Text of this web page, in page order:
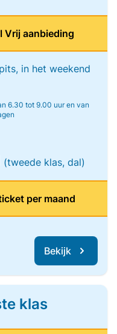
Vrij aanbieding
in het weekend
6.30 tot 9.00 uur en van
(tweede klas, dal)
per maand
Bekijk
klas